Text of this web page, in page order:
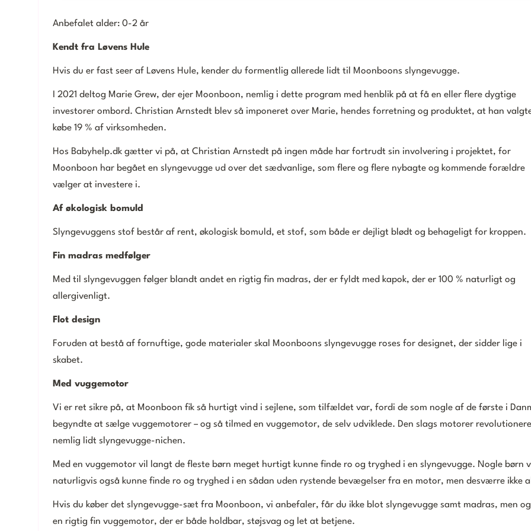
Anbefalet alder: 0-2 år
Kendt fra Løvens Hule
Hvis du er fast seer af Løvens Hule, kender du formentlig allerede lidt til Moonboons slyngevugge.
I 2021 deltog Marie Grew, der ejer Moonboon, nemlig i dette program med henblik på at få en eller flere dygtige
investorer ombord. Christian Arnstedt blev så imponeret over Marie, hendes forretning og produktet, at han
købe 19 % af virksomheden.
Hos Babyhelp.dk gætter vi på, at Christian Arnstedt på ingen måde har fortrudt sin involvering i projektet, for
Moonboon har begået en slyngevugge ud over det sædvanlige, som flere og flere nybagte og kommende forældre
vælger at investere i.
Af økologisk bomuld
Slyngevuggens stof består af rent, økologisk bomuld, et stof, som både er dejligt blødt og behageligt for kroppen.
Fin madras medfølger
Med til slyngevuggen følger blandt andet en rigtig fin madras, der er fyldt med kapok, der er 100 % naturligt og
allergivenligt.
Flot design
Foruden at bestå af fornuftige, gode materialer skal Moonboons slyngevugge roses for designet, der sidder lige i
skabet.
Med vuggemotor
Vi er ret sikre på, at Moonboon fik så hurtigt vind i sejlene, som tilfældet var, fordi de som nogle af de første i
begyndte at sælge vuggemotorer – og så tilmed en vuggemotor, de selv udviklede. Den slags motorer
nemlig lidt slyngevugge-nichen.
Med en vuggemotor vil langt de fleste børn meget hurtigt kunne finde ro og tryghed i en slyngevugge. Nogle børn
naturligvis også kunne finde ro og tryghed i en sådan uden rystende bevægelser fra en motor, men desværre ikke
Hvis du køber det slyngevugge-sæt fra Moonboon, vi anbefaler, får du ikke blot slyngevugge samt madras, men
en rigtig fin vuggemotor, der er både holdbar, støjsvag og let at betjene.